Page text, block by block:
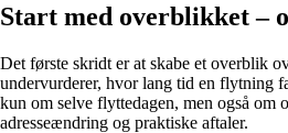
Start med overblikket –
Det første skridt er at skabe et overblik
undervurderer, hvor lang tid en flytning
kun om selve flyttedagen, men også om
adresseændring og praktiske aftaler.